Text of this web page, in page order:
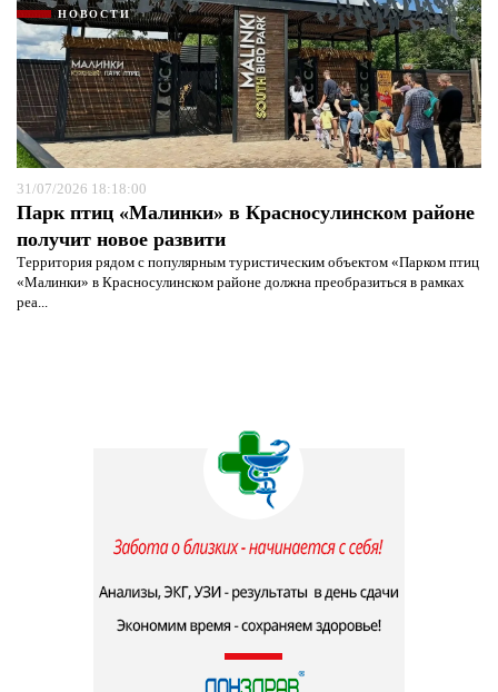
НОВОСТИ
31/07/2026 18:18:00
Парк птиц «Малинки» в Красносулинском районе
получит новое развити
Территория рядом с популярным туристическим объектом «Парком птиц
«Малинки» в Красносулинском районе должна преобразиться в рамках
реа...